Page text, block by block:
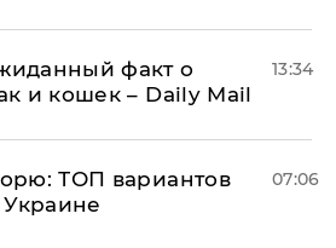
факт о
и кошек – Daily Mail
13:34
ТОП вариантов
07:06